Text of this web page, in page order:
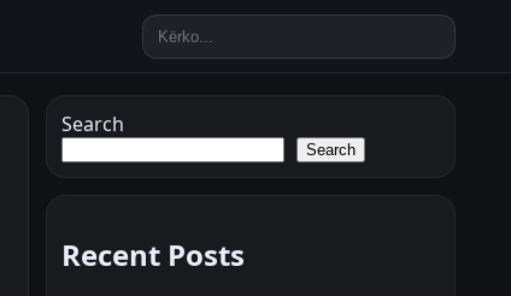
Search
Search
Recent Posts